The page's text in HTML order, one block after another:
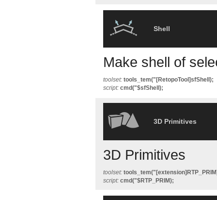
Shell
Make shell of
toolset: tools_tem("[RetopoTool]sfShell);
script: cmd("$sfShell);
3D Primitives
3D Primitives
toolset:
script: cmd("$RTP_PRIM);